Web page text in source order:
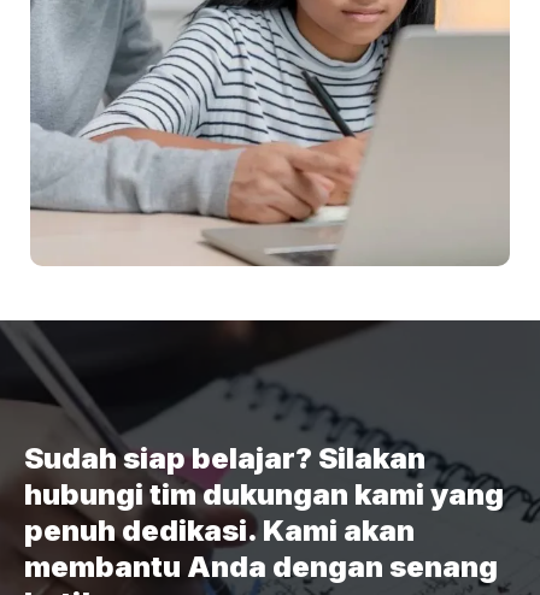
Sudah siap belajar? Silakan
hubungi tim dukungan kami yang
penuh dedikasi. Kami akan
membantu Anda dengan senang